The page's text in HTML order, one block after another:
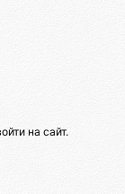
на сайт.